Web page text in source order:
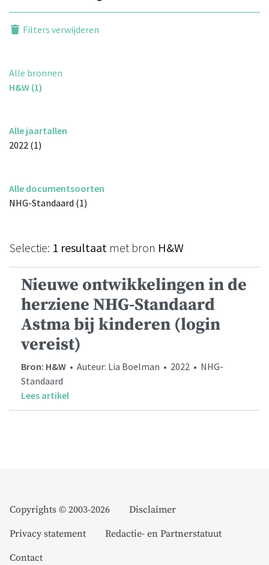
Filters verwijderen
Alle bronnen
H&W (1)
Alle jaartallen
2022 (1)
Alle documentsoorten
NHG-Standaard (1)
Selectie: 1 resultaat met bron H&W
Nieuwe ontwikkelingen in de
herziene NHG-Standaard
Astma bij kinderen (login
vereist)
Bron: H&W • Auteur: Lia Boelman • 2022 • NHG-
Standaard
Lees artikel
Copyrights © 2003-2026
Disclaimer
Privacy statement
Redactie- en Partnerstatuut
Contact